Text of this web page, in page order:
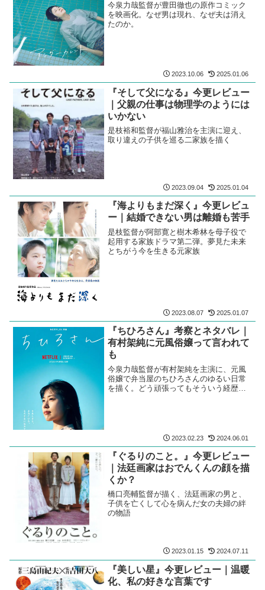
今泉力哉監督が豊田徹也の原作コミック
を映画化。なぜ男は現れ、なぜ夫は消え
たのか。
2023.10.06 2025.01.06
『そして父になる』今更レビュー
｜父親の仕事は物理学のようには
いかない
是枝裕和監督が福山雅治を主演に迎え、
取り違えの子供を巡る二家族を描く
2023.09.04 2025.01.04
『海よりもまだ深く』今更レビュ
ー｜結婚できない男は離婚も苦手
是枝監督が阿部寛と樹木希林を母子役で
起用する家族ドラマ第二弾。夢見た未来
とちがう今を生きる元家族
2023.08.07 2025.01.07
『ちひろさん』考察とネタバレ｜
有村架純に元風俗嬢って言われて
も
今泉力哉監督が有村架純を主演に、元風
俗嬢で弁当屋のちひろさんのゆるい日常
を描く。どう頑張ってもそういう経歴の
2023.02.23 2024.06.01
『ぐるりのこと。』今更レビュー
｜法廷画家はおでんくんの顔を描
くか？
橋口亮輔監督が描く、法廷画家の男と、
子供を亡くして心を病んだ女の夫婦の絆
の物語
2023.01.15 2024.07.11
『美しい星』今更レビュー｜温暖
化、私の好きな言葉です